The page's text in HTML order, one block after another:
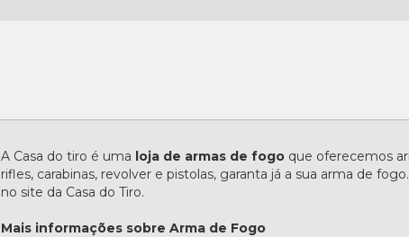
A Casa do tiro é uma loja de armas de fogoque oferecemos
rifles, carabinas, revolver e pistolas, garanta já a sua arma de
no site da Casa do Tiro.
Mais informações sobre Arma de Fogo